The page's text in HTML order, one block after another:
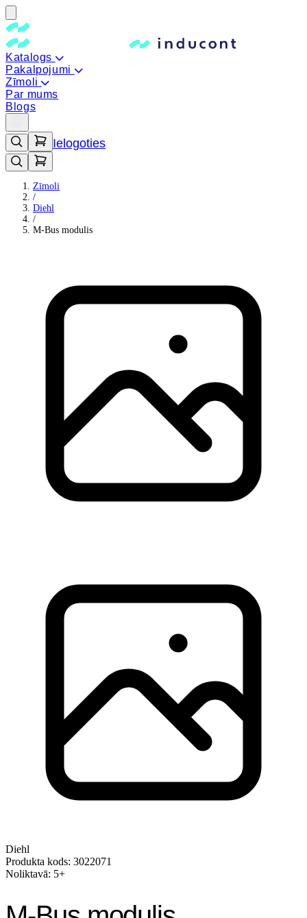
Katalogs
Pakalpojumi
Zīmoli
Par mums
Blogs
Ielogoties
Zīmoli
/
Diehl
/
M-Bus modulis
Diehl
Produkta kods: 3022071
Noliktavā: 5+